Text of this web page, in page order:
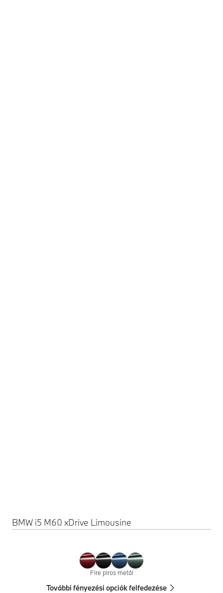
BMW i5 M60 xDrive Limousine
Fire piros metál
További fényezési opciók felfedezése